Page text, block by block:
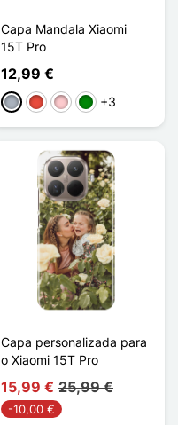
Capa Mandala Xiaomi
15T Pro
12,99 €
CinzentoVermelho
RosaVerde
+3
Capa personalizada para
o Xiaomi 15T Pro
15,99 € 25,99 €
-10,00 €